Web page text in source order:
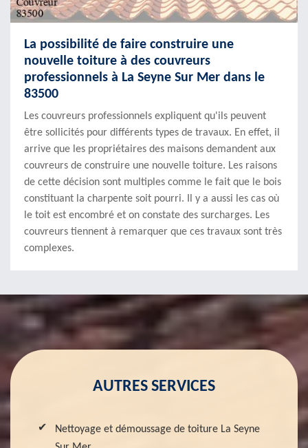
La possibilité de faire construire une
nouvelle toiture à des couvreurs
professionnels à La Seyne Sur Mer dans le
83500
Les couvreurs professionnels expliquent qu'ils peuvent
être sollicités pour différents types de travaux. En effet, il
arrive que les propriétaires des maisons demandent aux
couvreurs de construire une nouvelle toiture. Les raisons
de cette décision sont multiples comme le fait que le bois
constituant la charpente soit pourri. Il y a aussi les cas où
le toit est encombré et on constate des surcharges. Les
couvreurs tiennent à remarquer que ces travaux sont très
complexes.
AUTRES SERVICES
Nettoyage et démoussage de toiture La Seyne